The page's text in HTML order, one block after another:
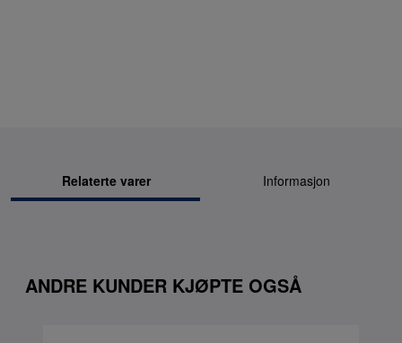
Relaterte varer Informasjon
ANDRE KUNDER KJØPTE OGSÅ